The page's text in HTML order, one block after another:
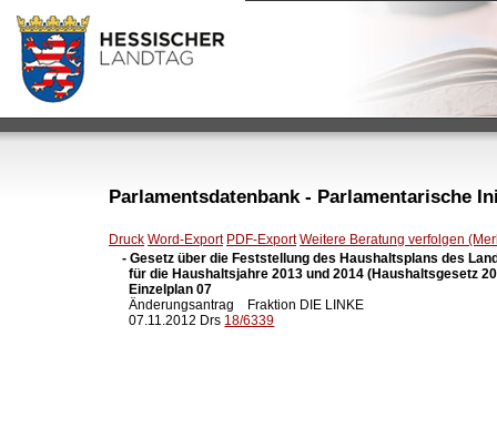
Parlamentsdatenbank - Parlamentarische
Druck Word-Export PDF-Export Weitere Beratung verfolgen
- Gesetz über die Feststellung des Haushaltsplans des
für die Haushaltsjahre 2013 und 2014 (Haushaltsgesetz
  Einzelplan 07
Änderungsantrag    Fraktion DIE LINKE
  07.11.2012 Drs
18/6339